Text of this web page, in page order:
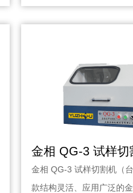
固、···
金相 QG-3 试样切割机（
款结构灵活、应用广泛的